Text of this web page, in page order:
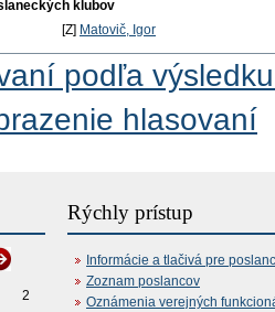
klubov
[Z] Matovič, Igor
podľa
hlasovaní
2
Rýchly prístup
Informácie a tlačivá pre
Zoznam poslancov
Oznámenia verejných